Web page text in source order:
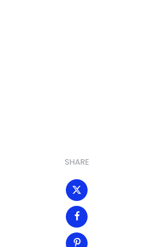
SHARE